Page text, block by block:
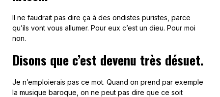
Il ne faudrait pas dire ça à des ondistes puristes, parce
qu’ils vont vous allumer. Pour eux c’est un dieu. Pour moi
non.
Disons que c’est devenu très désuet.
Je n’emploierais pas ce mot. Quand on prend par exemple
la musique baroque, on ne peut pas dire que ce soit